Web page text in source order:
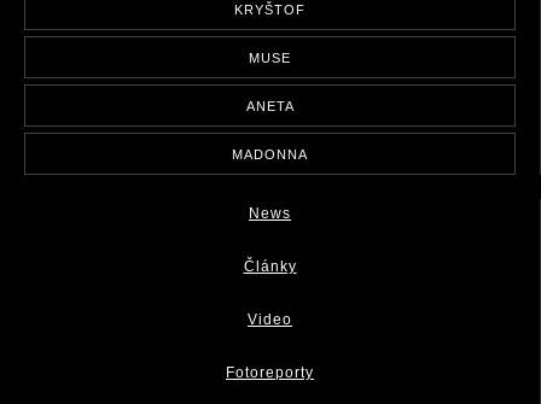
KRYŠTOF
MUSE
ANETA
MADONNA
News
Články
Video
Fotoreporty